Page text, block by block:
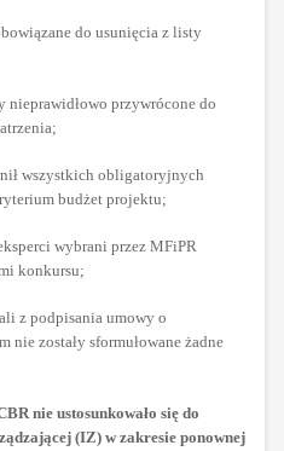
do usunięcia z listy
nieprawidłowo przywrócone do
wszystkich obligatoryjnych
budżet projektu;
wybrani przez MFiPR
konkursu;
z podpisania umowy o
nie zostały sformułowane żadne
nie ustosunkowało się do
(IZ) w zakresie ponownej